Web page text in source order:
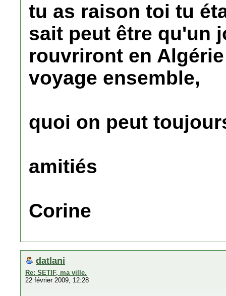
tu as raison toi tu
sait peut être qu'un
rouvriront en
voyage ensemble,
quoi on peut
amitiés
Corine
datlani
Re: SETIF, ma ville.
22 février 2009, 12:28